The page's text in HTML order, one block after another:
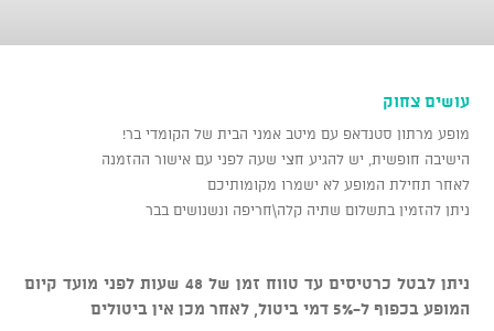
עושים צחוק
מופע מרתון סטנדאפ עם מיטב אמני הבית של הקומדי בר!
הישיבה חופשית, יש להגיע חצי שעה לפני עם אישור ההזמנה
לאחר תחילת המופע לא ישמרו מקומותיכם
ניתן להזמין בתשלום שתיה קלה\חריפה ונשנושים בבר
ניתן לבטל כרטיסים עד טווח זמן של 48 שעות לפני מועד קיום
המופע בכפוף ל-5% דמי ביטול, לאחר מכן אין ביטולים